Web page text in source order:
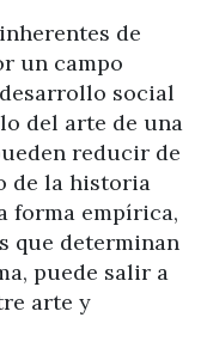
de
un campo
social
del arte de una
reducir de
de la historia
forma empírica,
que determinan
puede salir a
arte y